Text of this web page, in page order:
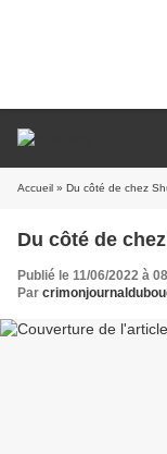
Accueil » Du côté de chez
Du côté de
Publié le 11/06/2022 à
Par